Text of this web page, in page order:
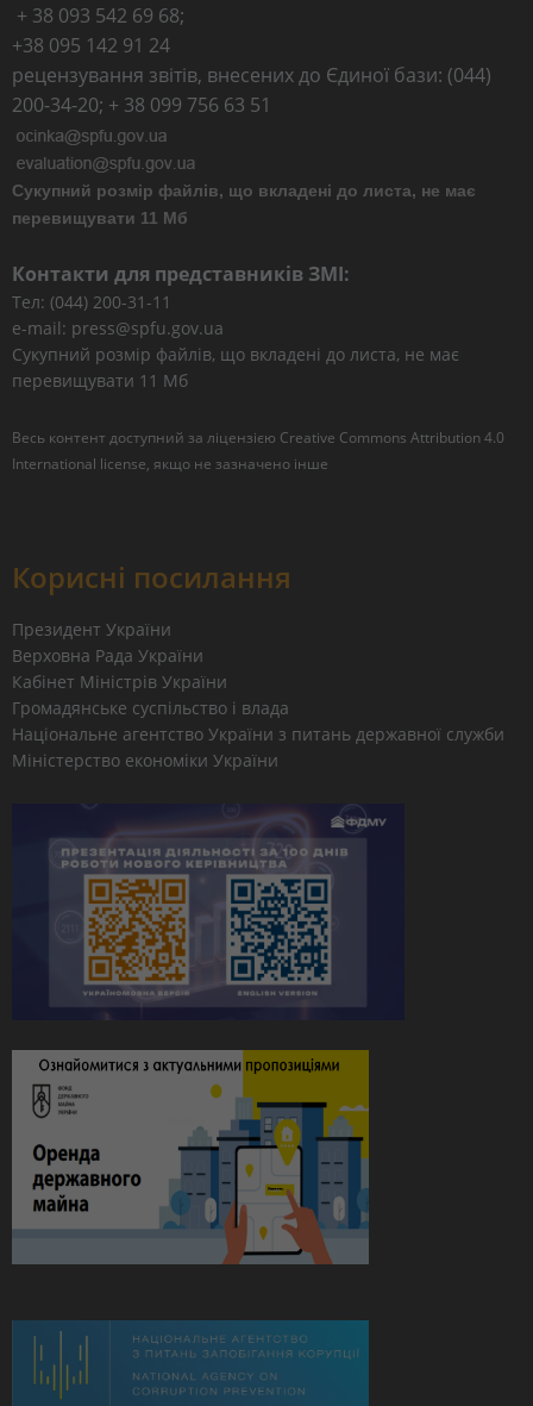
+ 38 093 542 69 68;
+38 095 142 91 24
рецензування звітів, внесених до Єдиної бази: (044)
200-34-20; + 38 099 756 63 51
Сукупний розмір файлів, що вкладені до листа, не має
перевищувати 11 Мб
Контакти для представників ЗМІ:
Тел: (044) 200-31-11
e-mail: press@spfu.gov.ua
Сукупний розмір файлів, що вкладені до листа, не має
перевищувати 11 Мб
Весь контент доступний за ліцензією Creative Commons Attribution 4.0
International license, якщо не зазначено інше
Корисні посилання
Президент України
Верховна Рада України
Кабінет Міністрів України
Громадянське суспільство і влада
Національне агентство України з питань державної служби
Міністерство економіки України